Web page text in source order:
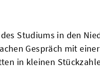
Studiums in den
Gespräch mit
in kleinen